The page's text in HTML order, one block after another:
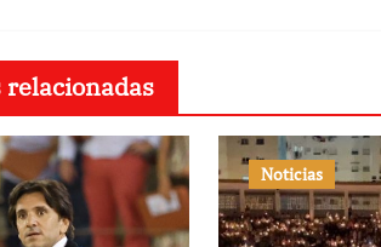
relacionadas
Noticias